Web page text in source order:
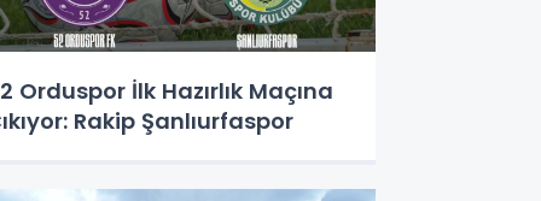
Orduspor İlk Hazırlık Maçına
Rakip Şanlıurfaspor